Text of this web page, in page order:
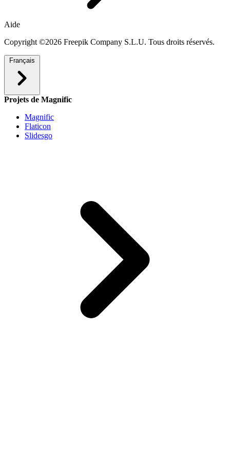
Aide
Copyright ©2026 Freepik Company S.L.U. Tous droits réservés.
Français
Projets de Magnific
Magnific
Flaticon
Slidesgo